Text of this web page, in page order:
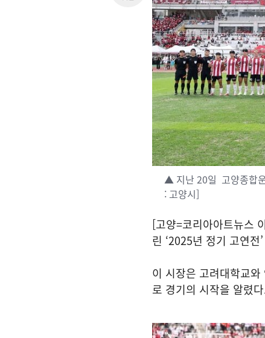
▲ 지난 20일 고양종합운
: 고양시]
[고양=코리아아트뉴스
린 ‘2025년 정기 고연전
이 시장은 고려대학교
로 경기의 시작을 알렸